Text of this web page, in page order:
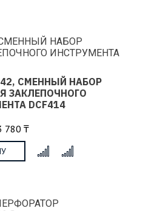
СМЕННЫЙ НАБОР
ЗАКЛЕПОЧНОГО
DCF414
780 ₸